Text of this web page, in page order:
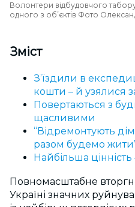
Волонтери відбудовчого
одного з об’єктів Фото
Зміст
З’їздили в
кошти – й узялися
Повертаються з
щасливими
“Відремонтують
разом будемо
Найбільша
Повномасштабне
Україні значних